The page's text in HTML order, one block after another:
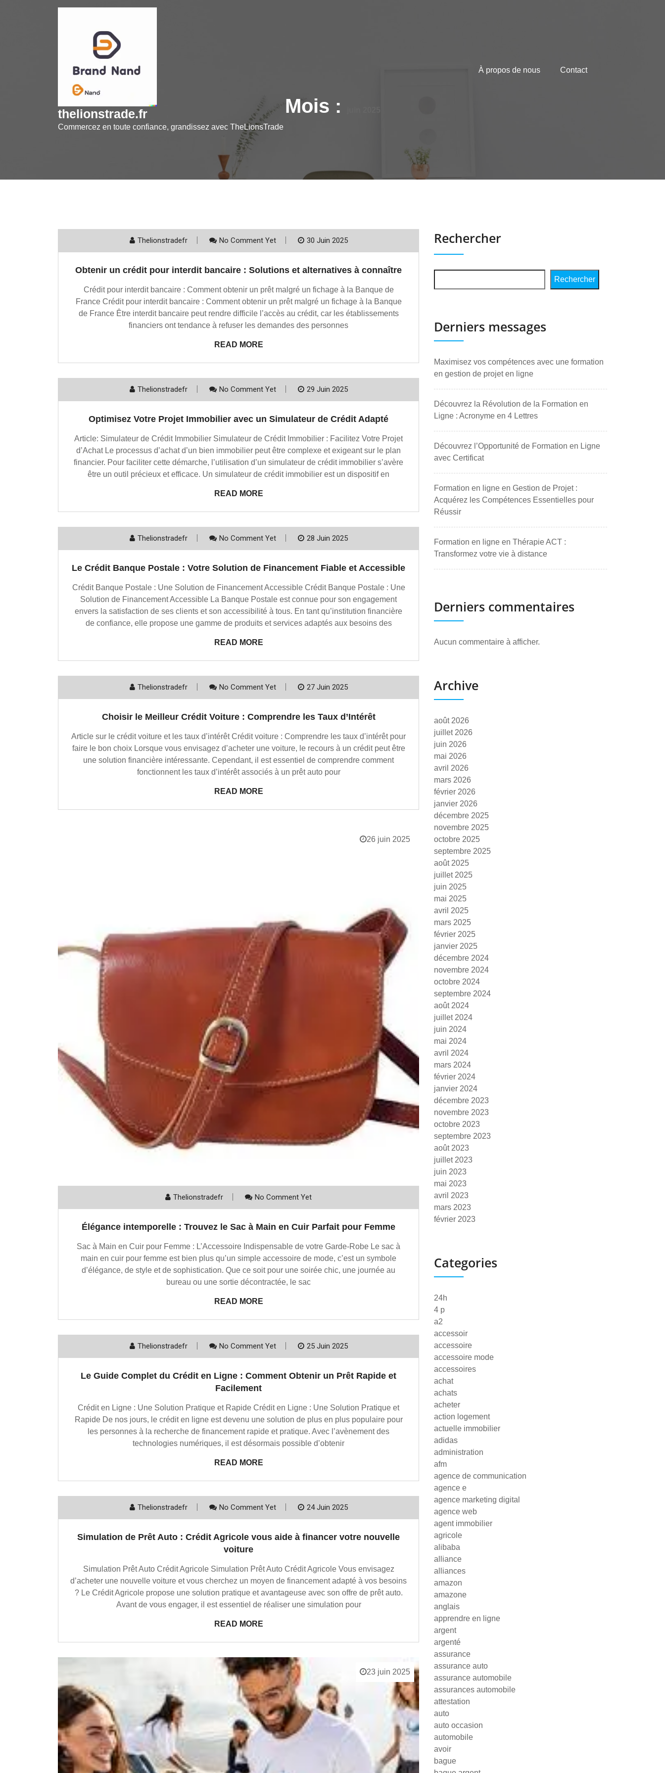
thelionstrade.fr
Commercez en toute confiance, grandissez avec TheLionsTrade
À propos de nous Contact
Mois :
Thelionstradefr No Comment Yet 30 Juin 2025
Obtenir un crédit pour interdit bancaire : Solutions et alternatives à connaître
Crédit pour interdit bancaire : Comment obtenir un prêt malgré un fichage à la Banque de
France Crédit pour interdit bancaire : Comment obtenir un prêt malgré un fichage à la Banque
de France Être interdit bancaire peut rendre difficile l’accès au crédit, car les établissements
financiers ont tendance à refuser les demandes des personnes
READ MORE
Thelionstradefr No Comment Yet 29 Juin 2025
Optimisez Votre Projet Immobilier avec un Simulateur de Crédit Adapté
Article: Simulateur de Crédit Immobilier Simulateur de Crédit Immobilier : Facilitez Votre Projet
d’Achat Le processus d’achat d’un bien immobilier peut être complexe et exigeant sur le plan
financier. Pour faciliter cette démarche, l’utilisation d’un simulateur de crédit immobilier s’avère
être un outil précieux et efficace. Un simulateur de crédit immobilier est un dispositif en
READ MORE
Thelionstradefr No Comment Yet 28 Juin 2025
Le Crédit Banque Postale : Votre Solution de Financement Fiable et Accessible
Crédit Banque Postale : Une Solution de Financement Accessible Crédit Banque Postale : Une
Solution de Financement Accessible La Banque Postale est connue pour son engagement
envers la satisfaction de ses clients et son accessibilité à tous. En tant qu’institution financière
de confiance, elle propose une gamme de produits et services adaptés aux besoins des
READ MORE
Thelionstradefr No Comment Yet 27 Juin 2025
Choisir le Meilleur Crédit Voiture : Comprendre les Taux d’Intérêt
Article sur le crédit voiture et les taux d’intérêt Crédit voiture : Comprendre les taux d’intérêt pour
faire le bon choix Lorsque vous envisagez d’acheter une voiture, le recours à un crédit peut être
une solution financière intéressante. Cependant, il est essentiel de comprendre comment
fonctionnent les taux d’intérêt associés à un prêt auto pour
READ MORE
26 juin 2025
Thelionstradefr No Comment Yet
Élégance intemporelle : Trouvez le Sac à Main en Cuir Parfait pour Femme
Sac à Main en Cuir pour Femme : L’Accessoire Indispensable de votre Garde-Robe Le sac à
main en cuir pour femme est bien plus qu’un simple accessoire de mode, c’est un symbole
d’élégance, de style et de sophistication. Que ce soit pour une soirée chic, une journée au
bureau ou une sortie décontractée, le sac
READ MORE
Thelionstradefr No Comment Yet 25 Juin 2025
Le Guide Complet du Crédit en Ligne : Comment Obtenir un Prêt Rapide et
Facilement
Crédit en Ligne : Une Solution Pratique et Rapide Crédit en Ligne : Une Solution Pratique et
Rapide De nos jours, le crédit en ligne est devenu une solution de plus en plus populaire pour
les personnes à la recherche de financement rapide et pratique. Avec l’avènement des
technologies numériques, il est désormais possible d’obtenir
READ MORE
Thelionstradefr No Comment Yet 24 Juin 2025
Simulation de Prêt Auto : Crédit Agricole vous aide à financer votre nouvelle
voiture
Simulation Prêt Auto Crédit Agricole Simulation Prêt Auto Crédit Agricole Vous envisagez
d’acheter une nouvelle voiture et vous cherchez un moyen de financement adapté à vos besoins
? Le Crédit Agricole propose une solution pratique et avantageuse avec son offre de prêt auto.
Avant de vous engager, il est essentiel de réaliser une simulation pour
READ MORE
23 juin 2025
Rechercher
Rechercher
Derniers messages
Maximisez vos compétences avec une formation
en gestion de projet en ligne
Découvrez la Révolution de la Formation en
Ligne : Acronyme en 4 Lettres
Découvrez l’Opportunité de Formation en Ligne
avec Certificat
Formation en ligne en Gestion de Projet :
Acquérez les Compétences Essentielles pour
Réussir
Formation en ligne en Thérapie ACT :
Transformez votre vie à distance
Derniers commentaires
Aucun commentaire à afficher.
Archive
août 2026
juillet 2026
juin 2026
mai 2026
avril 2026
mars 2026
février 2026
janvier 2026
décembre 2025
novembre 2025
octobre 2025
septembre 2025
août 2025
juillet 2025
juin 2025
mai 2025
avril 2025
mars 2025
février 2025
janvier 2025
décembre 2024
novembre 2024
octobre 2024
septembre 2024
août 2024
juillet 2024
juin 2024
mai 2024
avril 2024
mars 2024
février 2024
janvier 2024
décembre 2023
novembre 2023
octobre 2023
septembre 2023
août 2023
juillet 2023
juin 2023
mai 2023
avril 2023
mars 2023
février 2023
Categories
24h
4 p
a2
accessoir
accessoire
accessoire mode
accessoires
achat
achats
acheter
action logement
actuelle immobilier
adidas
administration
afm
agence de communication
agence e
agence marketing digital
agence web
agent immobilier
agricole
alibaba
alliance
alliances
amazon
amazone
anglais
apprendre en ligne
argent
argenté
assurance
assurance auto
assurance automobile
assurances automobile
attestation
auto
auto occasion
automobile
avoir
bague